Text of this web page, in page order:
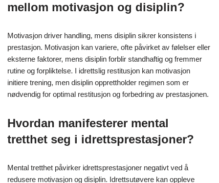
mellom motivasjon og disiplin?
Motivasjon driver handling, mens disiplin sikrer konsistens i
prestasjon. Motivasjon kan variere, ofte påvirket av følelser eller
eksterne faktorer, mens disiplin forblir standhaftig og fremmer
rutine og forpliktelse. I idrettslig restitusjon kan motivasjon
initiere trening, men disiplin opprettholder regimen som er
nødvendig for optimal restitusjon og forbedring av prestasjonen.
Hvordan manifesterer mental
tretthet seg i idrettsprestasjoner?
Mental tretthet påvirker idrettsprestasjoner negativt ved å
redusere motivasjon og disiplin. Idrettsutøvere kan oppleve